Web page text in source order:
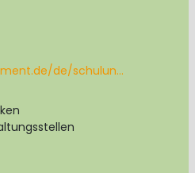
de/schulun…